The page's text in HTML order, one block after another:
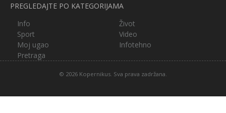
PREGLEDAJTE PO KATEGORIJAMA
Info
Život
Sport
Video
Moj ugao
Infotehno
Pretraga
© 2026 Kopernikus. Sva prava zadržana.